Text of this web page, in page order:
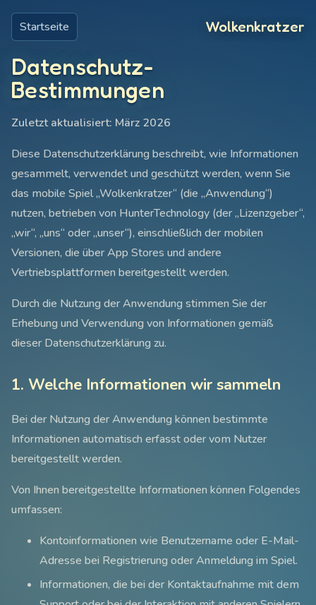
Startseite Wolkenkratzer
Datenschutz-
Bestimmungen
Zuletzt aktualisiert: März 2026
Diese Datenschutzerklärung beschreibt, wie Informationen
gesammelt, verwendet und geschützt werden, wenn Sie
das mobile Spiel „Wolkenkratzer“ (die „Anwendung“)
nutzen, betrieben von HunterTechnology (der „Lizenzgeber“,
„wir“, „uns“ oder „unser“), einschließlich der mobilen
Versionen, die über App Stores und andere
Vertriebsplattformen bereitgestellt werden.
Durch die Nutzung der Anwendung stimmen Sie der
Erhebung und Verwendung von Informationen gemäß
dieser Datenschutzerklärung zu.
1. Welche Informationen wir sammeln
Bei der Nutzung der Anwendung können bestimmte
Informationen automatisch erfasst oder vom Nutzer
bereitgestellt werden.
Von Ihnen bereitgestellte Informationen können Folgendes
umfassen:
Kontoinformationen wie Benutzername oder E-Mail-
Adresse bei Registrierung oder Anmeldung im Spiel.
Informationen, die bei der Kontaktaufnahme mit dem